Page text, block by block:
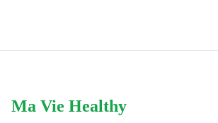
Ma Vie Healthy